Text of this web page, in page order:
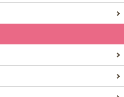
留学＆旅育アンバサダー
テイを経験し、40ヶ国以上を
に「旅育」を提唱し、子連
移住をサポート。株式会社